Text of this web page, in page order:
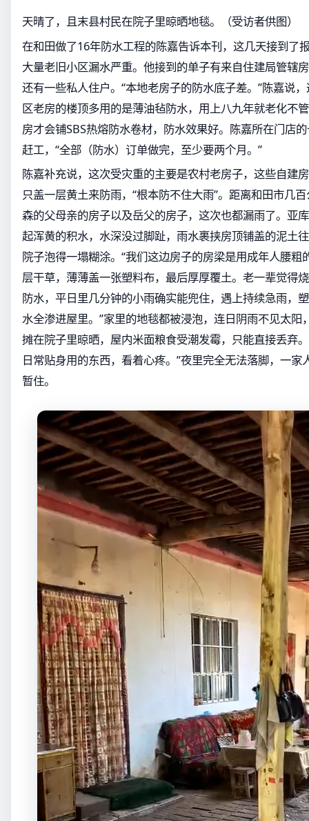
天晴了，且末县村民在院子里晾晒地毯。（受访者供图）
在和田做了16年防水工程的陈嘉告诉本刊，这几天接到了
大量老旧小区漏水严重。他接到的单子有来自住建局管辖
还有一些私人住户。“本地老房子的防水底子差。”陈嘉说
区老房的楼顶多用的是薄油毡防水，用上八九年就老化不
房才会铺SBS热熔防水卷材，防水效果好。陈嘉所在门店
赶工，“全部（防水）订单做完，至少要两个月。”
陈嘉补充说，这次受灾重的主要是农村老房子，这些自建
只盖一层黄土来防雨，“根本防不住大雨”。距离和田市几
森的父母亲的房子以及岳父的房子，这次也都漏雨了。亚
起浑黄的积水，水深没过脚趾，雨水裹挟房顶铺盖的泥土
院子泡得一塌糊涂。“我们这边房子的房梁是用成年人腰粗
层干草，薄薄盖一张塑料布，最后厚厚覆土。老一辈觉得
防水，平日里几分钟的小雨确实能兜住，遇上持续急雨，
水全渗进屋里。”家里的地毯都被浸泡，连日阴雨不见太阳
摊在院子里晾晒，屋内米面粮食受潮发霉，只能直接丢弃
日常贴身用的东西，看着心疼。”夜里完全无法落脚，一家
暂住。